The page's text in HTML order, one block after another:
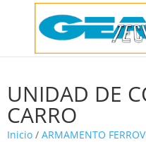
UNIDAD DE
CARRO
Inicio / ARMAMENTO